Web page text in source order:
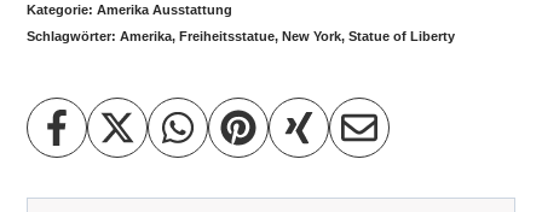
Kategorie: Amerika Ausstattung
Schlagwörter: Amerika, Freiheitsstatue, New York, Statue of Liberty